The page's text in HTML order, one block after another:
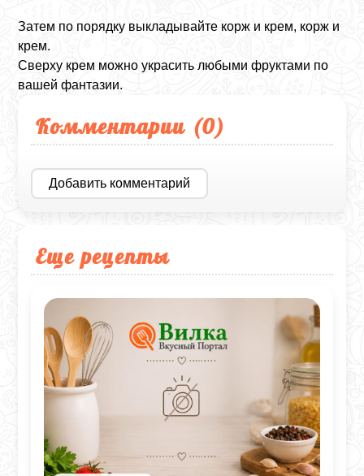
Затем по порядку выкладывайте корж и крем, корж и
крем.
Сверху крем можно украсить любыми фруктами по
вашей фантазии.
Комментарии (0)
Добавить комментарий
Еще рецепты